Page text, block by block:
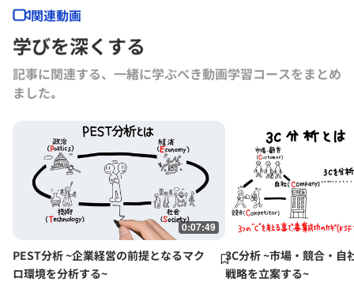
停止企業」（ダイヤモンド社）。監修「実例でわかる！差別化マーケテ
ィング成功の法則」（TAC出版）。雑誌への連載、講演多数。一貫して
マーケティングにおける「顧客視点」の重要性を説く。
関連動画
学びを深くする
記事に関連する、一緒に学ぶべき動画学習コースをまとめ
ました｡
0:07:49
PEST分析 ~企業経営の前提となるマク
ロ環境を分析する~
3C分析 ~市場・競合・自
戦略を立案する~